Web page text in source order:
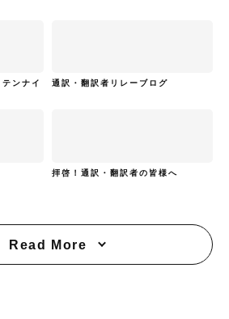
ンナイ
通訳・翻訳者リレーブログ
拝啓！通訳・翻訳者の皆様へ
Read More